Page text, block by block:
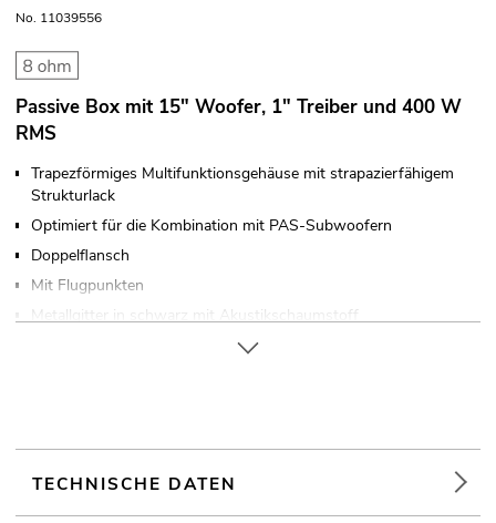
No. 11039556
Passive Box mit 15" Woofer, 1" Treiber und 400 W
RMS
Trapezförmiges Multifunktionsgehäuse mit strapazierfähigem
Strukturlack
Optimiert für die Kombination mit PAS-Subwoofern
Doppelflansch
Mit Flugpunkten
Metallgitter in schwarz mit Akustikschaumstoff
Restaurants, Bars und Hotels; Verleiher
TECHNISCHE DATEN